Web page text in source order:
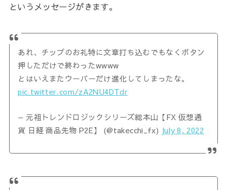
というメッセージがきます。
あれ、チップのお礼特に文章打ち込むでもなくボタン
押しただけで終わったwwww
とはいえまたウーバーだけ進化してしまったな。
pic.twitter.com/zA2NU4DTdr
— 元祖トレンドロジックシリーズ総本山【FX 仮想通
貨 日経 商品先物 P2E】 (@takecchi_fx) July 8, 2022